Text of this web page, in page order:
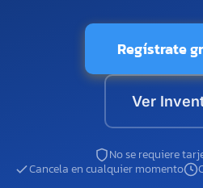
Regístrate
Ver
No se requiere
Cancela en cualquier momento